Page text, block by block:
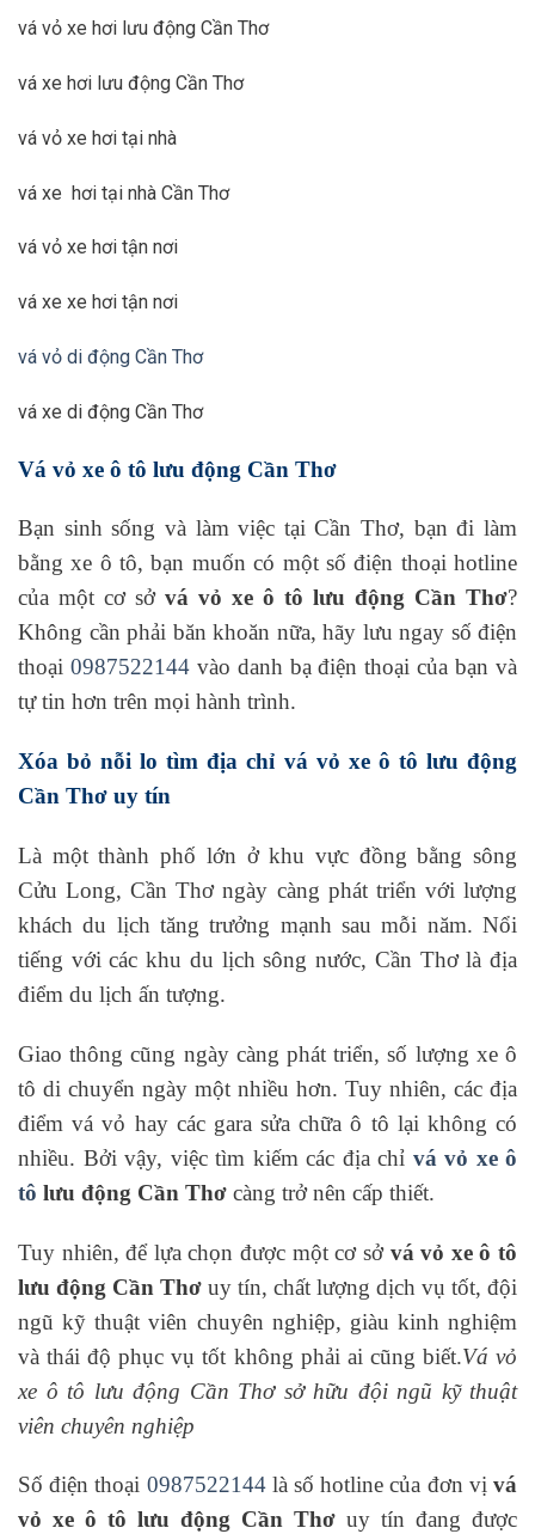
vá vỏ xe hơi lưu động Cần Thơ
vá xe hơi lưu động Cần Thơ
vá vỏ xe hơi tại nhà
vá xe hơi tại nhà Cần Thơ
vá vỏ xe hơi tận nơi
vá xe xe hơi tận nơi
vá vỏ di động Cần Thơ
vá xe di động Cần Thơ
Vá vỏ xe ô tô lưu động Cần Thơ
Bạn sinh sống và làm việc tại Cần Thơ, bạn đi làm
bằng xe ô tô, bạn muốn có một số điện thoại hotline
của một cơ sở vá vỏ xe ô tô lưu động Cần Thơ?
Không cần phải băn khoăn nữa, hãy lưu ngay số điện
thoại 0987522144vào danh bạ điện thoại của bạn và
tự tin hơn trên mọi hành trình.
Xóa bỏ nỗi lo tìm địa chỉ vá vỏ xe ô tô lưu động
Cần Thơ uy tín
Là một thành phố lớn ở khu vực đồng bằng sông
Cửu Long, Cần Thơ ngày càng phát triển với lượng
khách du lịch tăng trưởng mạnh sau mỗi năm. Nổi
tiếng với các khu du lịch sông nước, Cần Thơ là địa
điểm du lịch ấn tượng.
Giao thông cũng ngày càng phát triển, số lượng xe ô
tô di chuyển ngày một nhiều hơn. Tuy nhiên, các địa
điểm vá vỏ hay các gara sửa chữa ô tô lại không có
nhiều. Bởi vậy, việc tìm kiếm các địa chỉ vá vỏ xe ô
tô lưu động Cần Thơ càng trở nên cấp thiết.
Tuy nhiên, để lựa chọn được một cơ sở vá vỏ xe ô tô
lưu động Cần Thơ uy tín, chất lượng dịch vụ tốt, đội
ngũ kỹ thuật viên chuyên nghiệp, giàu kinh nghiệm
và thái độ phục vụ tốt không phải ai cũng biết.Vá vỏ
xe ô tô lưu động Cần Thơ sở hữu đội ngũ kỹ thuật
viên chuyên nghiệp
Số điện thoại 0987522144là số hotline của đơn vịvá
vỏ xe ô tô lưu động Cần Thơ uy tín đang được